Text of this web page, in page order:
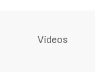
Vídeos